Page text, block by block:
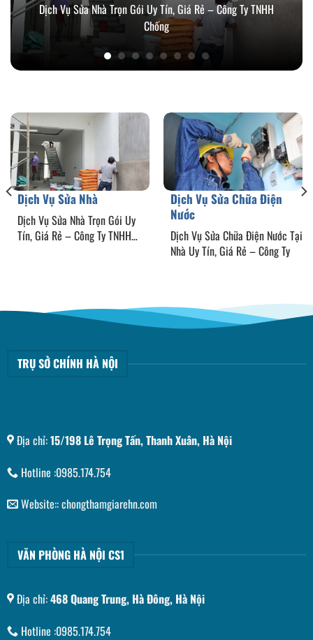
Dịch Vụ Sửa Nhà Trọn Gói Uy Tín, Giá Rẻ – Công Ty TNHH
Chống
Dịch Vụ Sửa Nhà
Dịch Vụ Sửa Nhà Trọn Gói Uy
Tín, Giá Rẻ – Công Ty TNHH
Dịch Vụ Sửa Chữa Điện
Nước
Dịch Vụ Sửa Chữa Điện Nước Tại
Nhà Uy Tín, Giá Rẻ – Công Ty
TRỤ SỞ CHÍNH HÀ NỘI
Địa chỉ:15/198 Lê Trọng Tấn, Thanh Xuân, Hà Nội
Hotline :0985.174.754
Website:: chongthamgiarehn.com
VĂN PHÒNG HÀ NỘI CS1
Địa chỉ:468 Quang Trung, Hà Đông, Hà Nội
Hotline :0985.174.754